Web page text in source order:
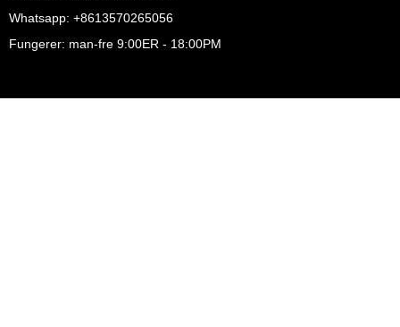
Whatsapp: +8613570265056
Fungerer: man-fre 9:00ER - 18:00PM